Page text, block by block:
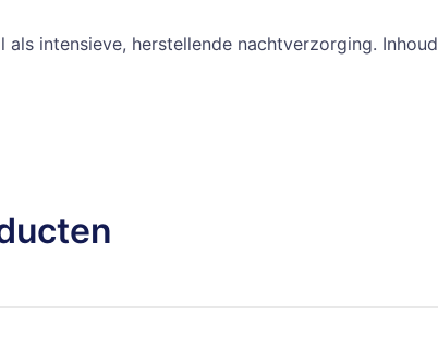
intensieve, herstellende nachtverzorging.